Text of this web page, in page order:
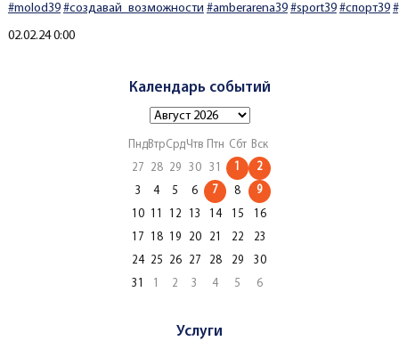
#molod39 #создавай_возможности #amberarena39 #sport39 #спорт39
Создано
02.02.24 0:00
Календарь событий
ПндВтрСрдЧтв Птн Сбт Вск
27
28 29 30 31 1 2
3 4 5 6 7 8 9
10 11 12 13 14 15
16
17
18 19 20 21 22
23
24
25 26 27 28 29
30
31
1 2 3 4 5 6
Услуги